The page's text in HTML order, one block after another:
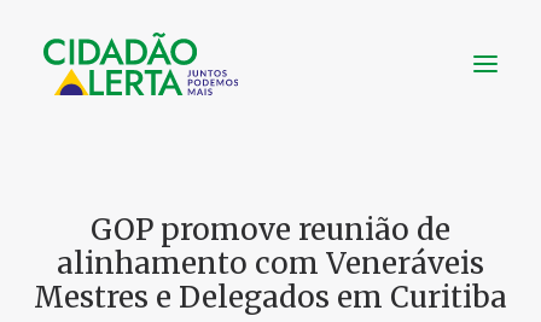
VÍDEOS
NOTÍCIAS
UTILIDADE
GOP promove reunião de
alinhamento com Veneráveis
Mestres e Delegados em Curitiba